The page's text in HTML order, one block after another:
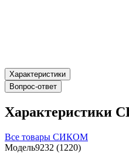
Характеристики
Вопрос-ответ
Характеристики
Все товары СИКОМ
Модель9232 (1220)